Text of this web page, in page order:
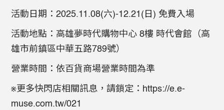
活動日期：2025.11.08(六)-12.21(日) 免費入場
活動地點：高雄夢時代購物中心 8樓 時代會館（高
雄市前鎮區中華五路789號）
營業時間：依百貨商場營業時間為準
※更多快閃店相關訊息，請鎖定：https://e.e-
muse.com.tw/021